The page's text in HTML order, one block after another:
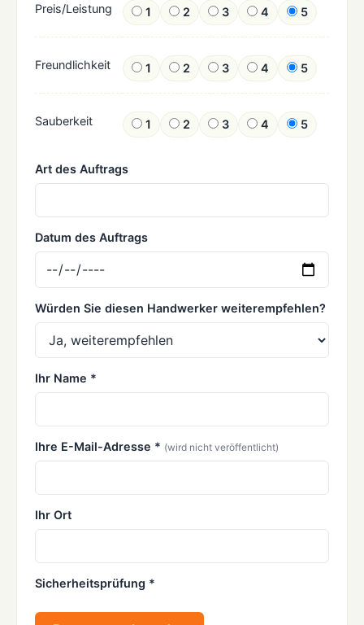
Preis/Leistung 1 2 3 4 5
Freundlichkeit 1 2 3 4 5
Sauberkeit 1 2 3 4 5
Art des Auftrags
Datum des Auftrags
Würden Sie diesen Handwerker weiterempfehlen?
Ihr Name *
Ihre E-Mail-Adresse * (wird nicht veröffentlicht)
Ihr Ort
Sicherheitsprüfung *